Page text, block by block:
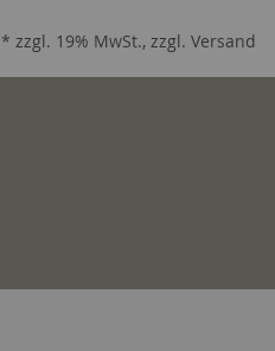
* zzgl. 19% MwSt., zzgl. Versand